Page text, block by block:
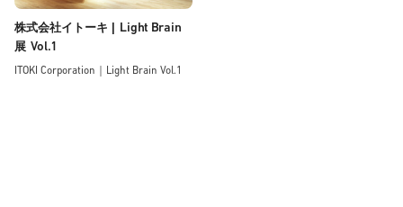
株式会社イトーキ | Light Brain
展 Vol.1
ITOKI Corporation｜Light Brain Vol.1